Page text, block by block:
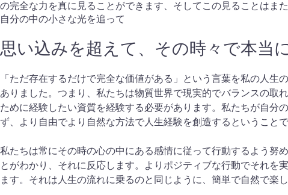
の完全な力を真に見ることができます、そしてこの見ることはま
自分の中の小さな光を追って
思い込みを超えて、その時々で本当
「ただ存在するだけで完全な価値がある」という言葉を私の人
ありました。つまり、私たちは物質世界で現実的でバランスの取
ために経験したい資質を経験する必要があります。私たちが自分
ず、より自由でより自然な方法で人生経験を創造するということ
私たちは常にその時の心の中にある感情に従って行動するよう努
とがわかり、それに反応します。よりポジティブな行動でそれを
ます。それは人生の流れに乗るのと同じように、簡単で自然で楽